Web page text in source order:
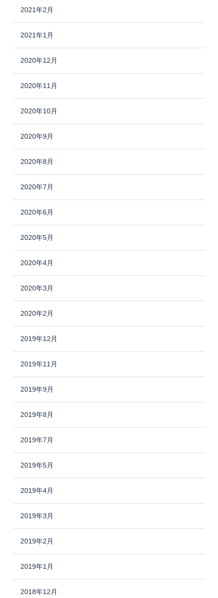
2021年2月
2021年1月
2020年12月
2020年11月
2020年10月
2020年9月
2020年8月
2020年7月
2020年6月
2020年5月
2020年4月
2020年3月
2020年2月
2019年12月
2019年11月
2019年9月
2019年8月
2019年7月
2019年5月
2019年4月
2019年3月
2019年2月
2019年1月
2018年12月